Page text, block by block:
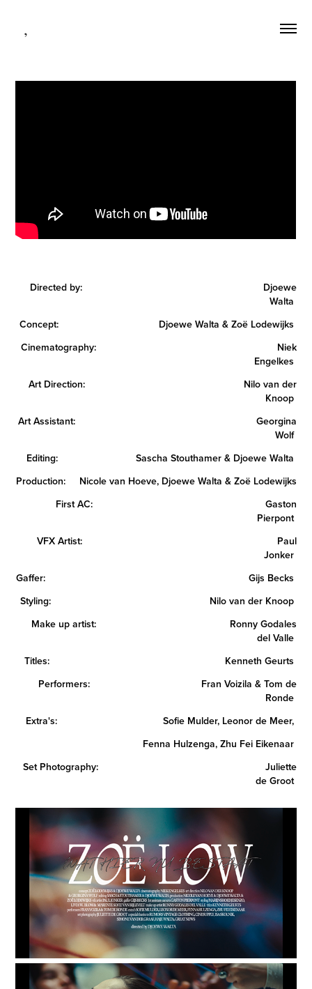
  ,
Directed by: Djoewe
Walta
Concept: Djoewe Walta & Zoë Lodewijks
Cinematography: Niek
Engelkes
Art Direction: Nilo van der
Knoop
Art Assistant: Georgina
Wolf
Editing: Sascha Stouthamer & Djoewe Walta
Production: Nicole van Hoeve, Djoewe Walta & Zoë Lodewijks
First AC: Gaston
Pierpont
VFX Artist: Paul
Jonker
Gaffer: Gijs Becks
Styling: Nilo van der Knoop
Make up artist: Ronny Godales
del Valle
Titles: Kenneth Geurts
Performers: Fran Voizila & Tom de
Ronde
Extra's: Sofie Mulder, Leonor de Meer,
Fenna Hulzenga, Zhu Fei Eikenaar
Set Photography: Juliette
de Groot